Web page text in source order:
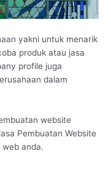
yakni untuk menarik
produk atau jasa
profile juga
dalam
website
Pembuatan Website
web anda.